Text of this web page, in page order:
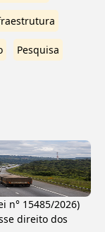
Pesquisa
n° 15485/2026)
direito dos